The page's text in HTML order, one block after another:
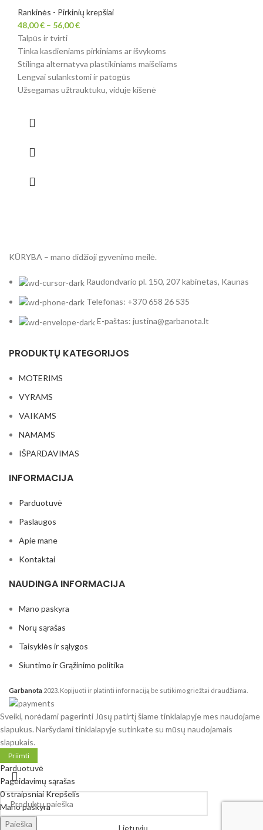
Rankinės - Pirkinių krepšiai
48,00€ – 56,00€
Talpūs ir tvirti
Tinka kasdieniams pirkiniams ar išvykoms
Stilinga alternatyva plastikiniams maišeliams
Lengvai sulankstomi ir patogūs
Užsegamas užtrauktuku, viduje kišenė
KŪRYBA – mano didžioji gyvenimo meilė.
Raudondvario pl. 150, 207 kabinetas, Kaunas
Telefonas: +370 658 26 535
E-paštas: justina@garbanota.lt
PRODUKTŲ KATEGORIJOS
MOTERIMS
VYRAMS
VAIKAMS
NAMAMS
IŠPARDAVIMAS
INFORMACIJA
Parduotuvė
Paslaugos
Apie mane
Kontaktai
NAUDINGA INFORMACIJA
Mano paskyra
Norų sąrašas
Taisyklės ir sąlygos
Siuntimo ir Grąžinimo politika
Garbanota 2023. Kopijuoti ir platinti informaciją be sutikimo griežtai draudžiama.
Sveiki, norėdami pagerinti Jūsų patirtį šiame tinklalapyje mes naudojame
slapukus. Naršydami tinklalapyje sutinkate su mūsų naudojamais
slapukais.
Priimti
Paieška
Parduotuvė
Pageidavimų sąrašas
0straipsniaiKrepšelis
Mano paskyra
Lietuvių